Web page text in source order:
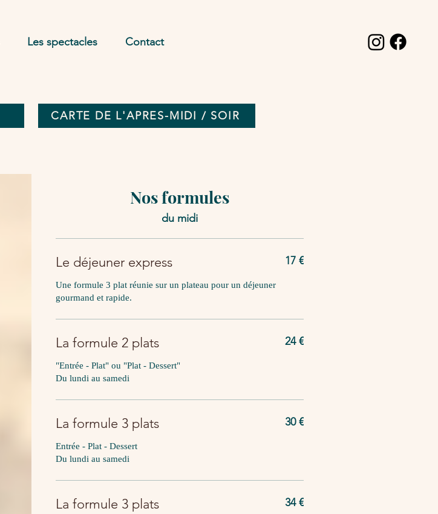
Les spectacles Contact
CARTE DE L'APRES-MIDI / SOIR
Nos formules
du midi
Le déjeuner express
Une formule 3 plat réunie sur un plateau pour un déjeuner
gourmand et rapide.
17 €
La formule 2 plats
"Entrée - Plat" ou "Plat - Dessert"
Du lundi au samedi
24 €
La formule 3 plats
Entrée - Plat - Dessert
Du lundi au samedi
30 €
La formule 3 plats 34 €